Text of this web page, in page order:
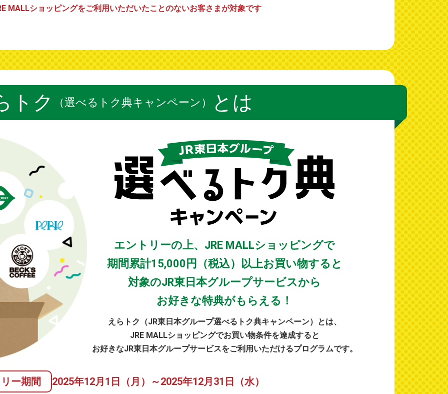
MALLショッピングをご利用いただいたことのないお客さまが対象です
トク （選べるトク典キャンペーン） とは
エントリーの上、JRE MALLショッピングで
期間累計15,000円（税込）以上お買い物すると
対象のJR東日本グループサービスから
お好きな特典がもらえる！
えらトク（JR東日本グループ選べるトク典キャンペーン）とは、
JRE MALLショッピングでお買い物条件を達成すると
お好きなJR東日本グループサービスをご利用いただけるプログラムです。
ー期間 2025年12月1日（月） ～2025年12月31日（水）